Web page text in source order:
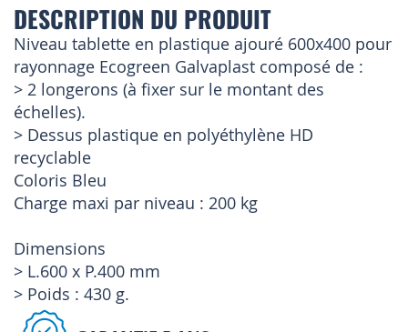
DESCRIPTION DU PRODUIT
Niveau tablette en plastique ajouré 600x400 pour
rayonnage Ecogreen Galvaplast composé de :
> 2 longerons (à fixer sur le montant des
échelles).
> Dessus plastique en polyéthylène HD
recyclable
Coloris Bleu
Charge maxi par niveau : 200 kg
Dimensions
> L.600 x P.400 mm
> Poids : 430 g.